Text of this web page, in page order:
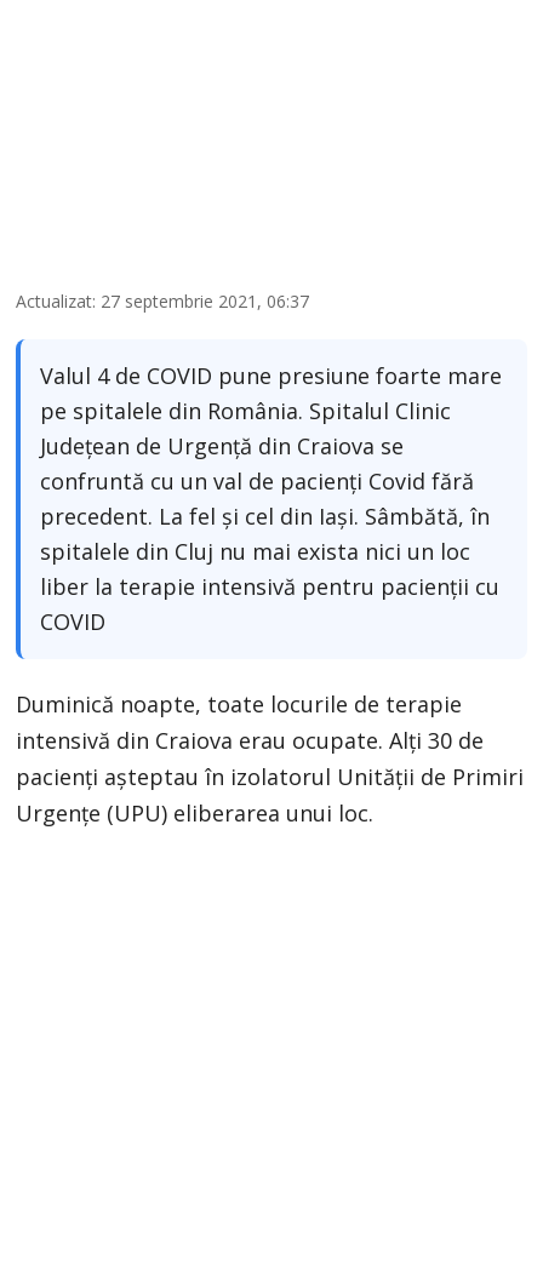
Actualizat: 27 septembrie 2021, 06:37
Valul 4 de COVID pune presiune foarte mare
pe spitalele din România. Spitalul Clinic
Județean de Urgență din Craiova se
confruntă cu un val de pacienți Covid fără
precedent. La fel și cel din Iași. Sâmbătă, în
spitalele din Cluj nu mai exista nici un loc
liber la terapie intensivă pentru pacienții cu
COVID
Duminică noapte, toate locurile de terapie
intensivă din Craiova erau ocupate. Alți 30 de
pacienți așteptau în izolatorul Unității de Primiri
Urgențe (UPU) eliberarea unui loc.